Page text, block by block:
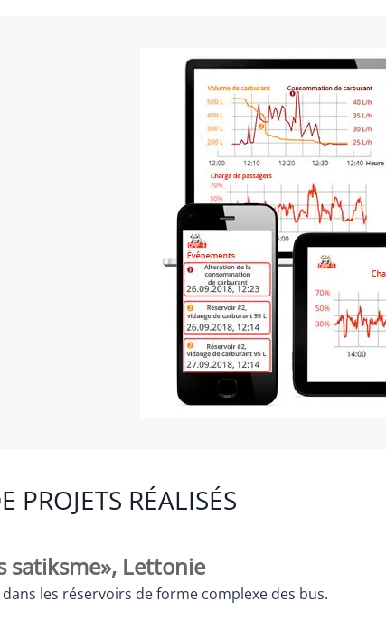
PROJETS RÉALISÉS
satiksme», Lettonie
les réservoirs de forme complexe des bus.